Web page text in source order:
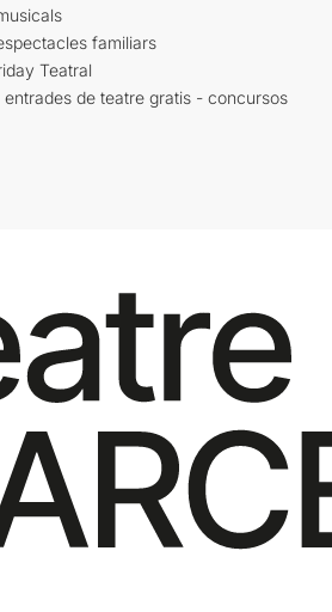
familiars
Teatral
entrades de teatre gratis - concursos